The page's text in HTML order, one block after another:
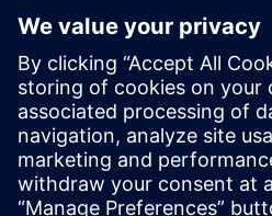
©Siemens 2026
기업 정보
개인정보 처리방침